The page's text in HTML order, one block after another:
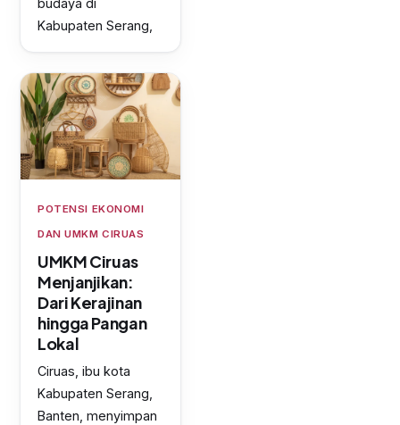
budaya di
Kabupaten Serang,
POTENSI EKONOMI
DAN UMKM CIRUAS
UMKM Ciruas
Menjanjikan:
Dari Kerajinan
hingga Pangan
Lokal
Ciruas, ibu kota
Kabupaten Serang,
Banten, menyimpan